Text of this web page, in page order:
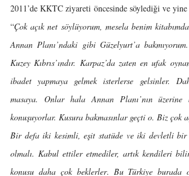
2011’de KKTC ziyareti öncesinde söylediği ve yine
“Çok açık net söylüyorum, mesela benim
Annan Planı’ndaki gibi Güzelyurt’a
Kuzey Kıbrıs’ındır. Karpaz’da zaten en ufak
ibadet yapmaya gelmek isterlerse gelsinler.
masaya. Onlar hala Annan Planı’nın üzerine
konuşuyorlar. Kusura bakmasınlar geçti o. Biz çok
Bir defa iki kesimli, eşit statüde ve iki devletli
olmalı. Kabul ettiler etmediler, artık kendileri
konusu daha çok beklerler. Bu Türkiye burada